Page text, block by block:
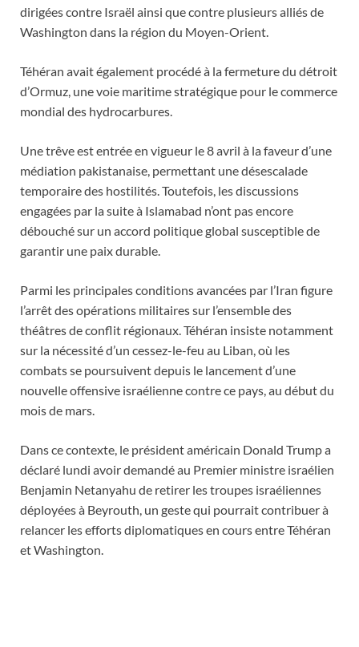
dirigées contre Israël ainsi que contre plusieurs alliés de
Washington dans la région du Moyen-Orient.
Téhéran avait également procédé à la fermeture du détroit
d’Ormuz, une voie maritime stratégique pour le commerce
mondial des hydrocarbures.
Une trêve est entrée en vigueur le 8 avril à la faveur d’une
médiation pakistanaise, permettant une désescalade
temporaire des hostilités. Toutefois, les discussions
engagées par la suite à Islamabad n’ont pas encore
débouché sur un accord politique global susceptible de
garantir une paix durable.
Parmi les principales conditions avancées par l’Iran figure
l’arrêt des opérations militaires sur l’ensemble des
théâtres de conflit régionaux. Téhéran insiste notamment
sur la nécessité d’un cessez-le-feu au Liban, où les
combats se poursuivent depuis le lancement d’une
nouvelle offensive israélienne contre ce pays, au début du
mois de mars.
Dans ce contexte, le président américain Donald Trump a
déclaré lundi avoir demandé au Premier ministre israélien
Benjamin Netanyahu de retirer les troupes israéliennes
déployées à Beyrouth, un geste qui pourrait contribuer à
relancer les efforts diplomatiques en cours entre Téhéran
et Washington.